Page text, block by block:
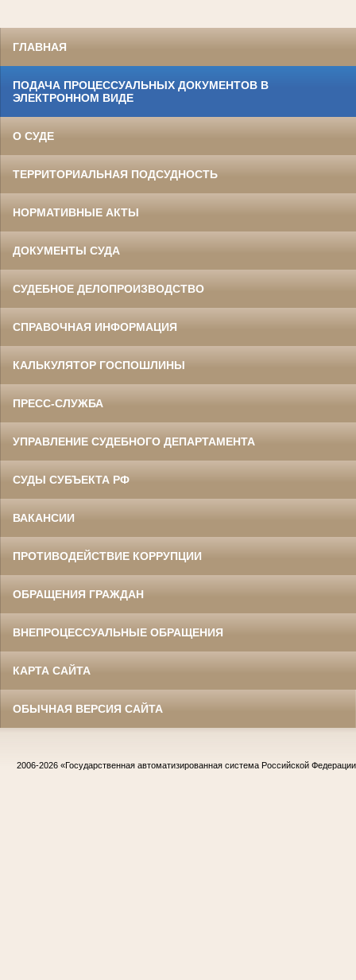
ГЛАВНАЯ
ПОДАЧА ПРОЦЕССУАЛЬНЫХ ДОКУМЕНТОВ В
ЭЛЕКТРОННОМ ВИДЕ
О СУДЕ
ТЕРРИТОРИАЛЬНАЯ ПОДСУДНОСТЬ
НОРМАТИВНЫЕ АКТЫ
ДОКУМЕНТЫ СУДА
СУДЕБНОЕ ДЕЛОПРОИЗВОДСТВО
СПРАВОЧНАЯ ИНФОРМАЦИЯ
КАЛЬКУЛЯТОР ГОСПОШЛИНЫ
ПРЕСС-СЛУЖБА
УПРАВЛЕНИЕ СУДЕБНОГО ДЕПАРТАМЕНТА
СУДЫ СУБЪЕКТА РФ
ВАКАНСИИ
ПРОТИВОДЕЙСТВИЕ КОРРУПЦИИ
ОБРАЩЕНИЯ ГРАЖДАН
ВНЕПРОЦЕССУАЛЬНЫЕ ОБРАЩЕНИЯ
КАРТА САЙТА
ОБЫЧНАЯ ВЕРСИЯ САЙТА
2006-2026 «Государственная автоматизированная система Российской